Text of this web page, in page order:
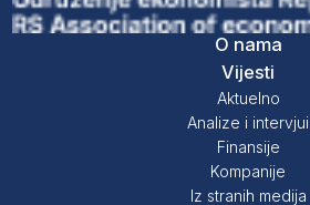
O nama
Vijesti
Aktuelno
Analize i intervjui
Finansije
Kompanije
Iz stranih medija